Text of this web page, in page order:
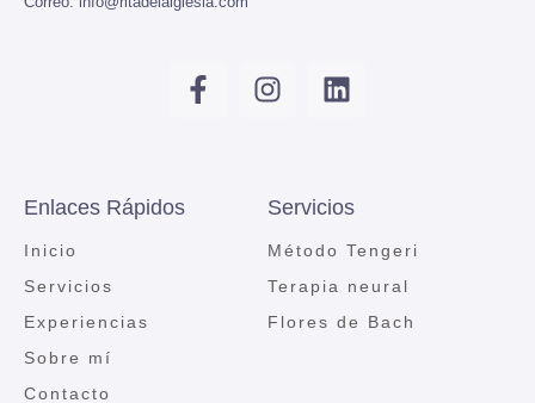
Enlaces Rápidos
Inicio
Servicios
Experiencias
Sobre mí
Contacto
Servicios
Método Tengeri
Terapia neural
Flores de Bach